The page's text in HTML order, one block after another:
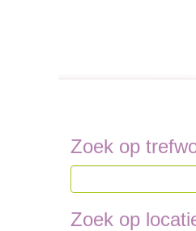
Zoek op
Zoek op